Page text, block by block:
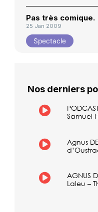
Pas très comique.
25 Jan 2009
Spectacle
Nos derniers
Samuel
Agnus
AGNUS
Laleu –